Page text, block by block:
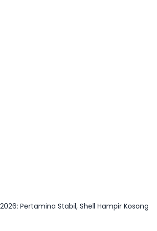
Pertamina Stabil, Shell Hampir Kosong